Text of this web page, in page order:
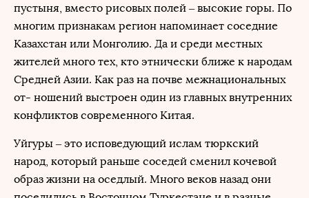
пустыня, вместо рисовых полей – высокие горы. По
многим признакам регион напоминает соседние
Казахстан или Монголию. Да и среди местных
жителей много тех, кто этнически ближе к народам
Средней Азии. Как раз на почве межнациональных
от- ношений выстроен один из главных внутренних
конфликтов современного Китая.
Уйгуры – это исповедующий ислам тюркский
народ, который раньше соседей сменил кочевой
образ жизни на оседлый. Много веков назад они